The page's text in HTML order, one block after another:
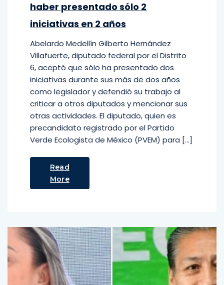
haber presentado sólo 2
iniciativas en 2 años
Abelardo Medellín Gilberto Hernández
Villafuerte, diputado federal por el Distrito
6, aceptó que sólo ha presentado dos
iniciativas durante sus más de dos años
como legislador y defendió su trabajo al
criticar a otros diputados y mencionar sus
otras actividades. El diputado, quien es
precandidato registrado por el Partido
Verde Ecologista de México (PVEM) para […]
Read
More